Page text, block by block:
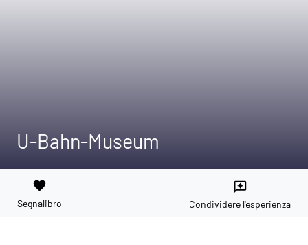
U-Bahn-Museum
favorite
Segnalibro
reviews
Condividere l'esperienza